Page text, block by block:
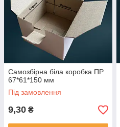
Самозбірна біла коробка ПР
67*61*150 мм
Під замовлення
9,30 ₴